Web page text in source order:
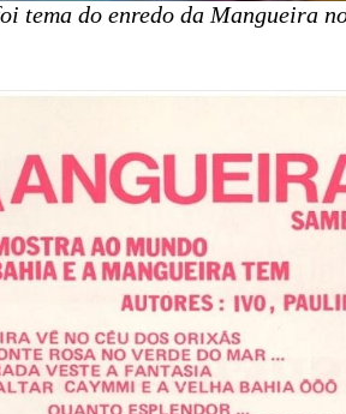
tema do enredo da Mangueira